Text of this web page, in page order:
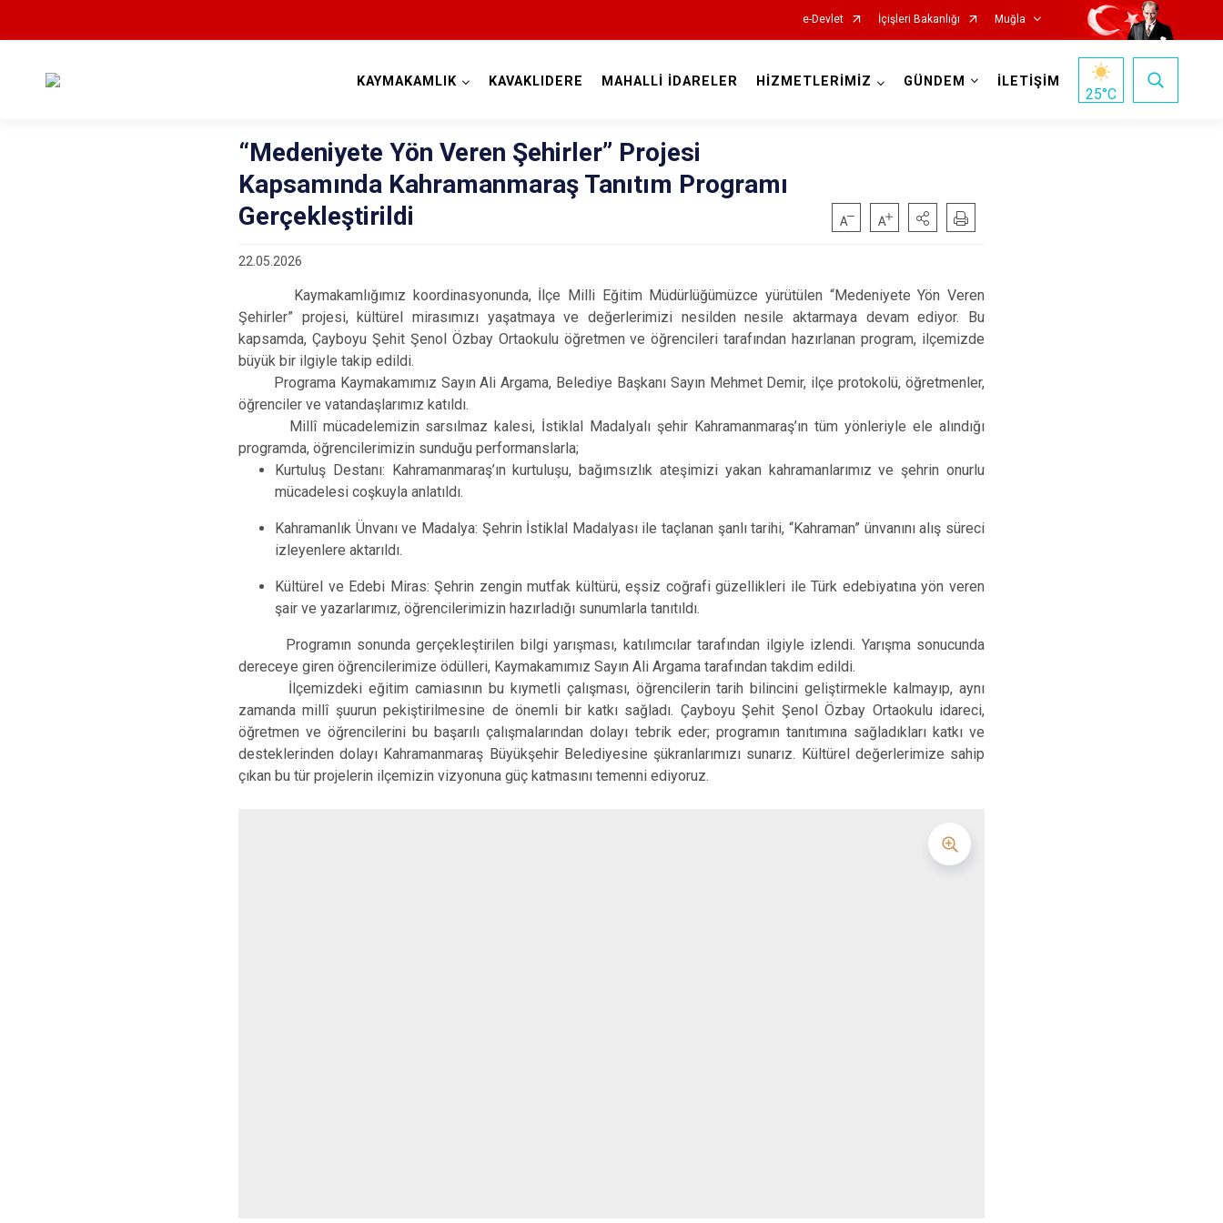
e-Devlet İçişleri Bakanlığı Muğla
Bodrum
Dalaman
Datça
Fethiye
Marmaris
Milas
Ortaca
Ula
Yatağan
Menteşe
KAYMAKAMLIK KAVAKLIDERE MAHALLİ İDARELER HİZMETLERİMİZ GÜNDEM İLETİŞİM
25°C
“Medeniyete Yön Veren Şehirler” Projesi
Kapsamında Kahramanmaraş Tanıtım Programı
Gerçekleştirildi
22.05.2026
Kaymakamlığımız koordinasyonunda, İlçe Milli Eğitim Müdürlüğümüzce yürütülen “Medeniyete Yön Veren
Şehirler” projesi, kültürel mirasımızı yaşatmaya ve değerlerimizi nesilden nesile aktarmaya devam ediyor. Bu
kapsamda, Çayboyu Şehit Şenol Özbay Ortaokulu öğretmen ve öğrencileri tarafından hazırlanan program, ilçemizde
büyük bir ilgiyle takip edildi.
Programa Kaymakamımız Sayın Ali Argama, Belediye Başkanı Sayın Mehmet Demir, ilçe protokolü, öğretmenler,
öğrenciler ve vatandaşlarımız katıldı.
Millî mücadelemizin sarsılmaz kalesi, İstiklal Madalyalı şehir Kahramanmaraş’ın tüm yönleriyle ele alındığı
programda, öğrencilerimizin sunduğu performanslarla;
Kurtuluş Destanı: Kahramanmaraş’ın kurtuluşu, bağımsızlık ateşimizi yakan kahramanlarımız ve şehrin onurlu
mücadelesi coşkuyla anlatıldı.
Kahramanlık Ünvanı ve Madalya: Şehrin İstiklal Madalyası ile taçlanan şanlı tarihi, “Kahraman” ünvanını alış süreci
izleyenlere aktarıldı.
Kültürel ve Edebi Miras: Şehrin zengin mutfak kültürü, eşsiz coğrafi güzellikleri ile Türk edebiyatına yön veren
şair ve yazarlarımız, öğrencilerimizin hazırladığı sunumlarla tanıtıldı.
Programın sonunda gerçekleştirilen bilgi yarışması, katılımcılar tarafından ilgiyle izlendi. Yarışma sonucunda
dereceye giren öğrencilerimize ödülleri, Kaymakamımız Sayın Ali Argama tarafından takdim edildi.
İlçemizdeki eğitim camiasının bu kıymetli çalışması, öğrencilerin tarih bilincini geliştirmekle kalmayıp, aynı
zamanda millî şuurun pekiştirilmesine de önemli bir katkı sağladı. Çayboyu Şehit Şenol Özbay Ortaokulu idareci,
öğretmen ve öğrencilerini bu başarılı çalışmalarından dolayı tebrik eder; programın tanıtımına sağladıkları katkı ve
desteklerinden dolayı Kahramanmaraş Büyükşehir Belediyesine şükranlarımızı sunarız. Kültürel değerlerimize sahip
çıkan bu tür projelerin ilçemizin vizyonuna güç katmasını temenni ediyoruz.